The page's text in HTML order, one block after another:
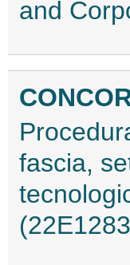
and
fascia,